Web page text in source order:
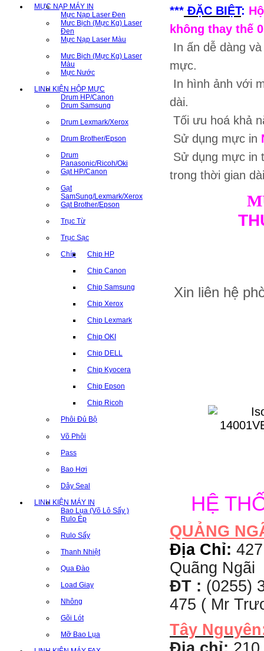
MỰC NẠP MÁY IN
Mực Nạp Laser Đen
Mưc Bịch (Mực Kg) Laser
Đen
Mực Nạp Laser Màu
Mưc Bịch (Mực Kg) Laser
Màu
Mực Nước
LINH KIỆN HỘP MỰC
Drum HP/Canon
Drum Samsung
Drum Lexmark/Xerox
Drum Brother/Epson
Drum
Panasonic/Ricoh/Oki
Gạt HP/Canon
Gạt
SamSung/Lexmark/Xerox
Gạt Brother/Epson
Trục Từ
Trục Sạc
Chíp Chip HP
Chip Canon
Chip Samsung
Chip Xerox
Chip Lexmark
Chip OKI
Chip DELL
Chip Kyocera
Chip Epson
Chip Ricoh
Phôi Đủ Bộ
Võ Phôi
Pass
Bao Hơi
Dây Seal
LINH KIỆN MÁY IN
Bao Lụa (Võ Lô Sấy )
Rulo Ép
Rulo Sấy
Thanh Nhiệt
Qua Đào
Load Giay
Nhông
Gõi Lót
Mỡ Bao Lụa
*** ĐẶC BIỆT:
không thay thế
In ấn dễ dàng
mực.
In hình ảnh với
dài.
Tối ưu hoá khả
Sử dụng mực in
Sử dụng mực
trong thời gian
Xin liên hệ
HỆ
QUẢNG
Địa Chỉ:
Quãng Ngãi
ĐT : (0255)
475 ( Mr
Tây